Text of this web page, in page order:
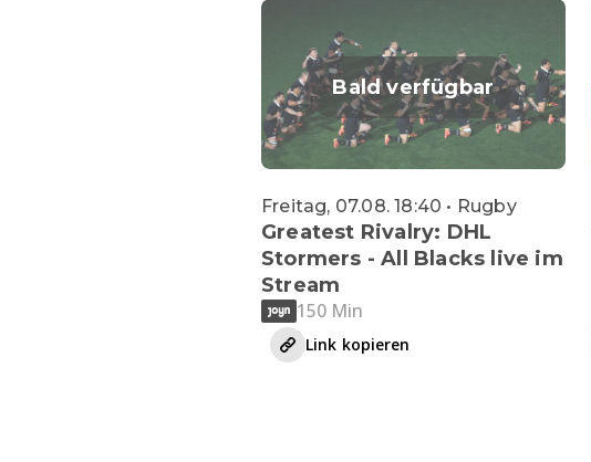
Bald verfügbar
Freitag, 07.08. 18:40 • Rugby
Greatest Rivalry: DHL
Stormers - All Blacks live im
Stream
150 Min
Link kopieren